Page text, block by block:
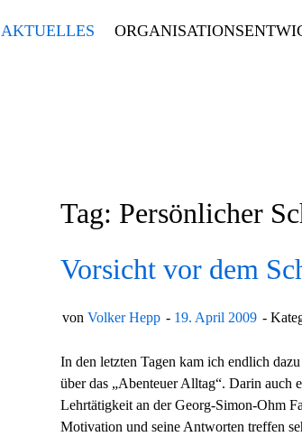
AKTUELLES
Tag: Persönlicher
Vorsicht vor dem
von Volker Hepp 19. April 2009
In den letzten Tagen kam ich endlich
über das „Abenteuer Alltag“. Darin
Lehrtätigkeit an der Georg-Simon-Ohm
Motivation und seine Antworten treffen